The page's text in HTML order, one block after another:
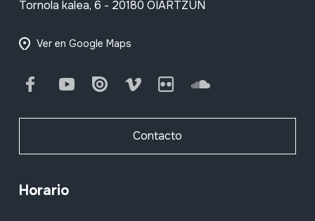
Tornola kalea, 6 - 20180 OIARTZUN
Ver en Google Maps
FacebookYoutube Issuu Vimeo Flickr SoundCloud
Contacto
Horario